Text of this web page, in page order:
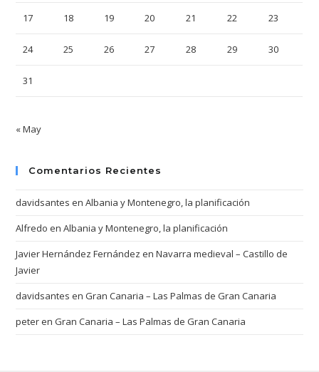
17 18 19 20 21 22 23
24 25 26 27 28 29 30
31
« May
Comentarios Recientes
davidsantes enAlbania y Montenegro, la planificación
Alfredo enAlbania y Montenegro, la planificación
Javier Hernández Fernández enNavarra medieval – Castillo de
Javier
davidsantes enGran Canaria – Las Palmas de Gran Canaria
peterenGran Canaria – Las Palmas de Gran Canaria